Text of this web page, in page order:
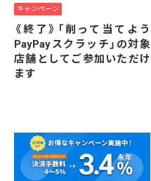
キャンペーン
《終了》「削って当てよう
PayPayスクラッチ」の対象
店舗としてご参加いただけ
ます